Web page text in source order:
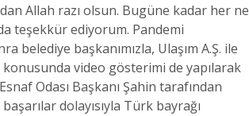
Allah razı olsun. Bugüne kadar her ne
teşekkür ediyorum. Pandemi
başkanımızla, Ulaşım A.Ş. ile
video gösterimi de yapılarak
Odası Başkanı Şahin tarafından
dolayısıyla Türk bayrağı